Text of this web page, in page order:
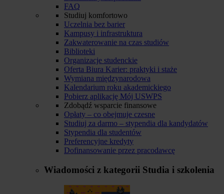
FAQ
Studiuj komfortowo
Uczelnia bez barier
Kampusy i infrastruktura
Zakwaterowanie na czas studiów
Biblioteki
Organizacje studenckie
Oferta Biura Karier: praktyki i staże
Wymiana międzynarodowa
Kalendarium roku akademickiego
Pobierz aplikację Mój USWPS
Zdobądź wsparcie finansowe
Opłaty – co obejmuje czesne
Studiuj za darmo – stypendia dla kandydatów
Stypendia dla studentów
Preferencyjne kredyty
Dofinansowanie przez pracodawcę
Wiadomości z kategorii Studia i szkolenia